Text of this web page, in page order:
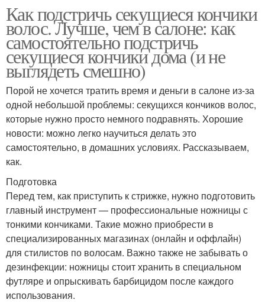
Как подстричь секущиеся кончики
волос. Лучше, чем в салоне: как
самостоятельно подстричь
секущиеся кончики дома (и не
выглядеть смешно)
Порой не хочется тратить время и деньги в салоне из-за
одной небольшой проблемы: секущихся кончиков волос,
которые нужно просто немного подравнять. Хорошие
новости: можно легко научиться делать это
самостоятельно, в домашних условиях. Рассказываем,
как.
Подготовка
Перед тем, как приступить к стрижке, нужно подготовить
главный инструмент — профессиональные ножницы с
тонкими кончиками. Такие можно приобрести в
специализированных магазинах (онлайн и оффлайн)
для стилистов по волосам. Важно также не забывать о
дезинфекции: ножницы стоит хранить в специальном
футляре и опрыскивать барбицидом после каждого
использования.